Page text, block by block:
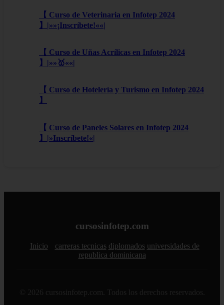
【 Curso de Veterinaria en Infotep 2024
】|»»¡Inscríbete!««|
【 Curso de Uñas Acrílicas en Infotep 2024
】|»»🥇««|
【 Curso de Hotelería y Turismo en Infotep 2024
】
【 Curso de Paneles Solares en Infotep 2024
】|»Inscríbete!«|
cursosinfotep.com
Inicio carreras tecnicas diplomados universidades de
republica dominicana
© 2026 cursosinfotep.com. Todos los derechos reservados.